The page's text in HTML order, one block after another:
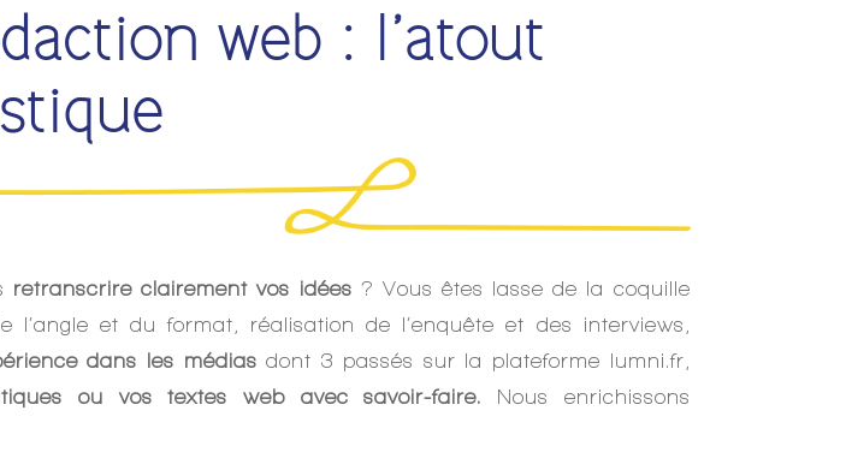
web : l’atout
retranscrire clairement vos idées ? Vous êtes lasse de la coquille
l’angle et du format, réalisation de l’enquête et des interviews,
dans les médias dont 3 passés sur la plateforme lumni.fr,
ou vos textes web avec savoir-faire. Nous enrichissons